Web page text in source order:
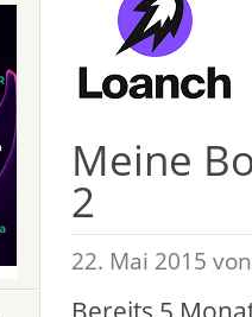
Meine
2
22. Mai 2015